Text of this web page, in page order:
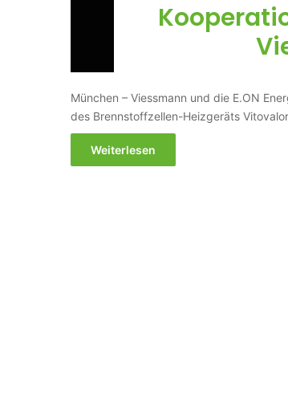
München – Viessmann und die E.ON
des Brennstoffzellen-Heizgeräts
Weiterlesen